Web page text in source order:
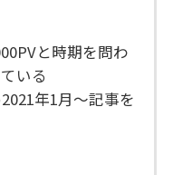
と時期を問わ
いる
年1月〜記事を